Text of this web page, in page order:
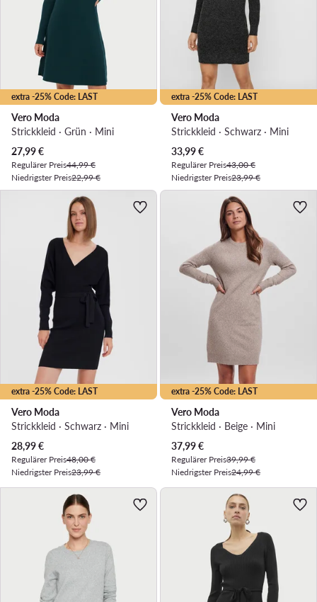
extra -25% Code: LAST
Vero Moda
Strickkleid · Grün · Mini
Aktueller Preis
27,99€
Regulärer Preis44,99 €
Niedrigster Preis22,99 €
extra -25% Code: LAST
Vero Moda
Strickkleid · Schwarz · Mini
Aktueller Preis
33,99€
Regulärer Preis43,00 €
Niedrigster Preis23,99 €
extra -25% Code: LAST
Vero Moda
Strickkleid · Schwarz · Mini
Aktueller Preis
28,99€
Regulärer Preis48,00 €
Niedrigster Preis23,99 €
extra -25% Code: LAST
Vero Moda
Strickkleid · Beige · Mini
Aktueller Preis
37,99€
Regulärer Preis39,99 €
Niedrigster Preis24,99 €